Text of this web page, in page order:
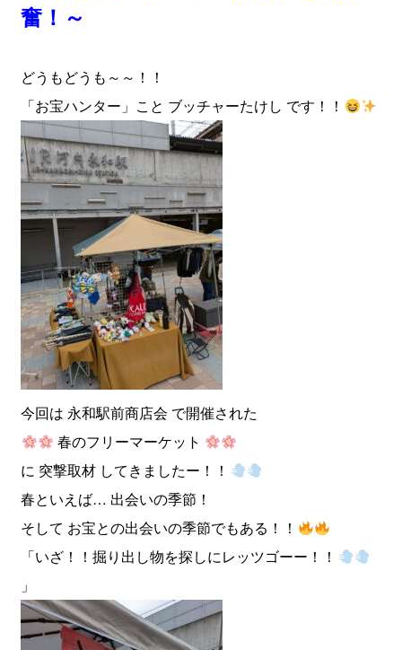
奮！～
どうもどうも～～！！
「お宝ハンター」こと ブッチャーたけし です！！
今回は 永和駅前商店会 で開催された
春のフリーマーケット
に 突撃取材 してきましたー！！
春といえば… 出会いの季節！
そして お宝との出会いの季節でもある！！
「いざ！！掘り出し物を探しにレッツゴーー！！
」